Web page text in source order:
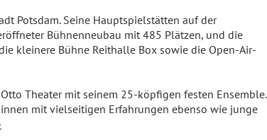
Potsdam. Seine Hauptspielstätten auf der
Bühnenneubau mit 485 Plätzen, und die
kleinere Bühne Reithalle Box sowie die Open-Air-
Theater mit seinem 25-köpfigen festen Ensemble.
mit vielseitigen Erfahrungen ebenso wie junge